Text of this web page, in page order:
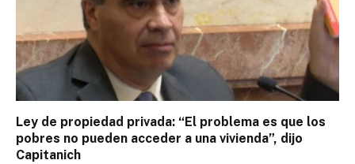
Ley de propiedad privada: “El problema es que los
pobres no pueden acceder a una vivienda”, dijo
Capitanich